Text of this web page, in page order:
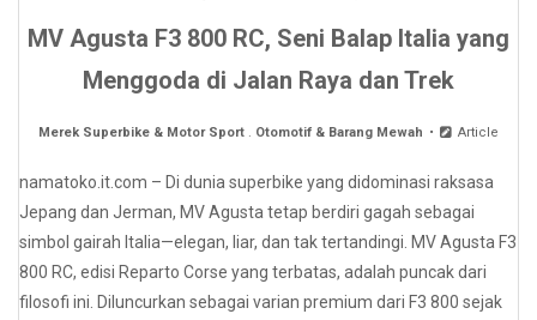
MV Agusta F3 800 RC, Seni Balap Italia yang
Menggoda di Jalan Raya dan Trek
Merek Superbike & Motor Sport . Otomotif & Barang Mewah Article
namatoko.it.com – Di dunia superbike yang didominasi raksasa
Jepang dan Jerman, MV Agusta tetap berdiri gagah sebagai
simbol gairah Italia—elegan, liar, dan tak tertandingi. MV Agusta F3
800 RC, edisi Reparto Corse yang terbatas, adalah puncak dari
filosofi ini. Diluncurkan sebagai varian premium dari F3 800 sejak